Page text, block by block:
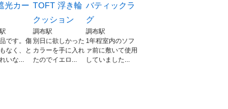
光カー
です。傷
なく、と
いな...
TOFT 浮き輪
クッション
調布駅
別日に欲しかった
カラーを手に入れ
たのでイエロ...
バティックラ
グ
調布駅
1年程室内のソフ
ァ前に敷いて使用
していました...